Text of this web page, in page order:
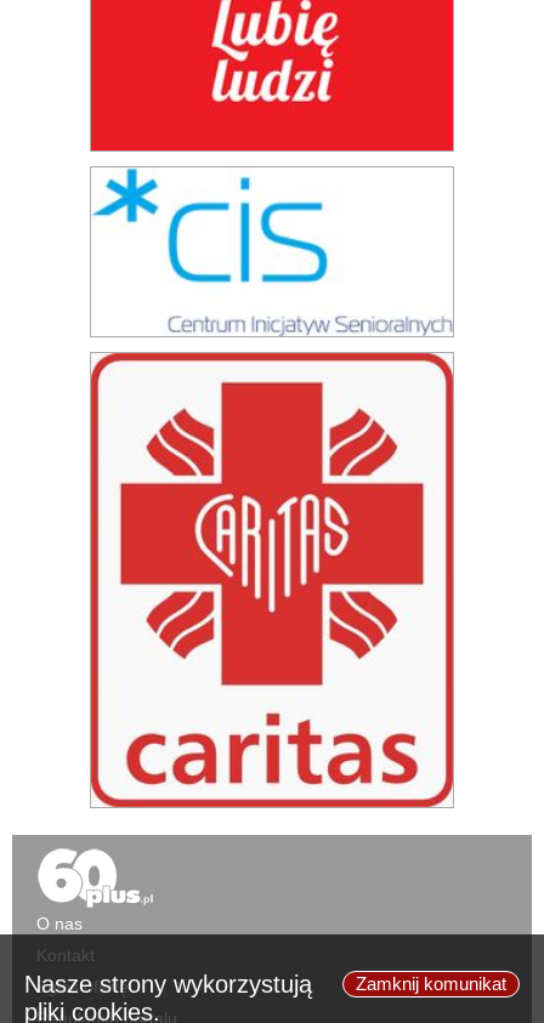
Zamknij komunikat
Nasze strony wykorzystują
pliki cookies.
O nas
Kontakt
Zgłoś ofertę
Regulamin portalu